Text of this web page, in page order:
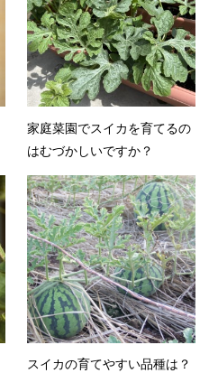
家庭菜園でスイカを育てるの
はむづかしいですか？
スイカの育てやすい品種は？